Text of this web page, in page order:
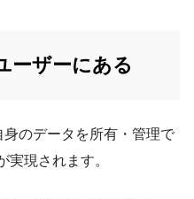
ーザーにある
のデータを所有・管理で
実現されます。